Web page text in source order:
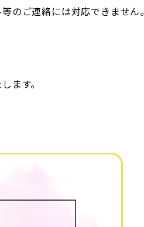
のご連絡には対応できません。
ます。